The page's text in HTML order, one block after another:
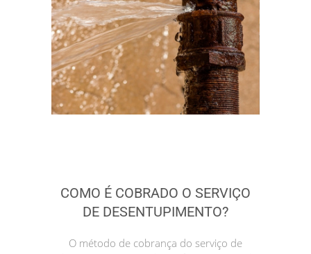
COMO É COBRADO O SERVIÇO
DE DESENTUPIMENTO?
O método de cobrança do serviço de